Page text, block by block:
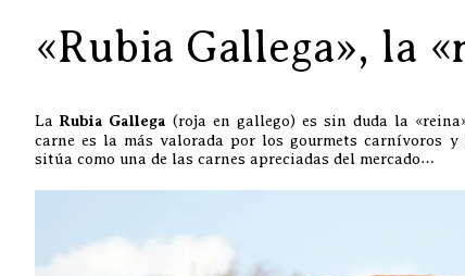
«Rubia Gallega», la
La Rubia Gallega (roja en gallego) es sin duda la
carne es la más valorada por los gourmets carnívoros y
sitúa como una de las carnes apreciadas del mercado…